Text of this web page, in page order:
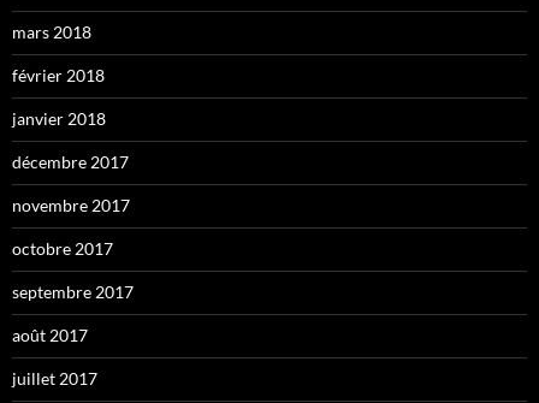
mars 2018
février 2018
janvier 2018
décembre 2017
novembre 2017
octobre 2017
septembre 2017
août 2017
juillet 2017